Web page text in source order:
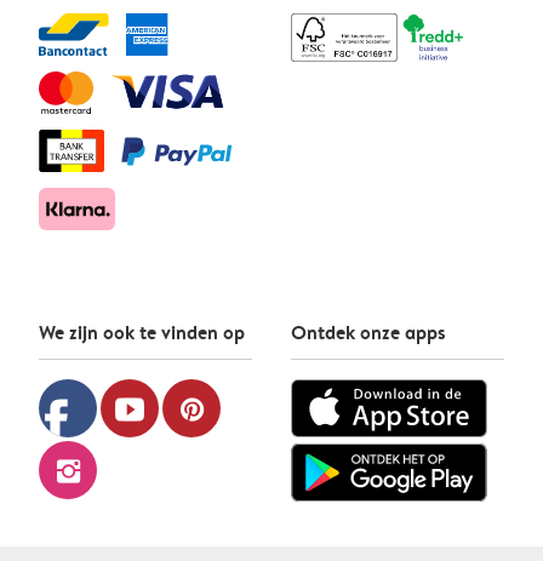
We zijn ook te vinden op
facebook youtube pinterest
instagram
Ontdek onze apps